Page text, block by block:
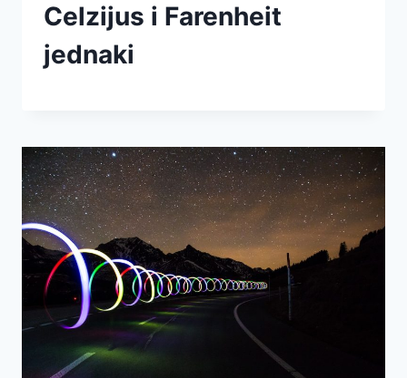
Celzijus i Farenheit
jednaki